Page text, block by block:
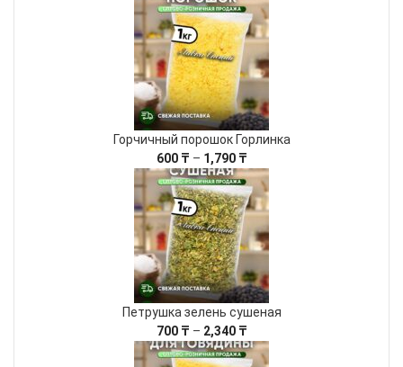
Горчичный порошок Горлинка
600 ₸ – 1,790 ₸Диапазон
цен:
600 ₸
–
1,790 ₸
Петрушка зелень сушеная
700 ₸ – 2,340 ₸Диапазон
цен: